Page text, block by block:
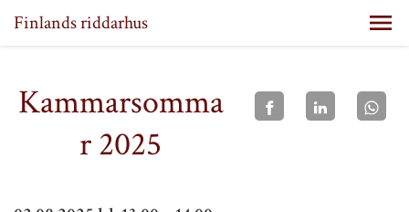
Finlands riddarhus
Kammarsomma
r 2025